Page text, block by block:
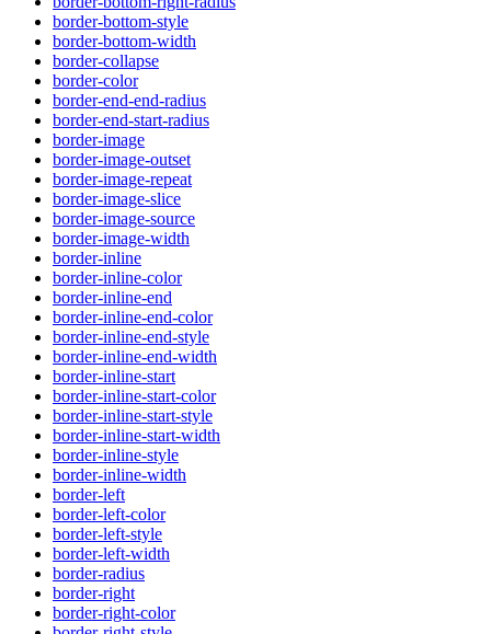
border-bottom-style
border-bottom-width
border-collapse
border-color
border-end-end-radius
border-end-start-radius
border-image
border-image-outset
border-image-repeat
border-image-slice
border-image-source
border-image-width
border-inline
border-inline-color
border-inline-end
border-inline-end-color
border-inline-end-style
border-inline-end-width
border-inline-start
border-inline-start-color
border-inline-start-style
border-inline-start-width
border-inline-style
border-inline-width
border-left
border-left-color
border-left-style
border-left-width
border-radius
border-right
border-right-color